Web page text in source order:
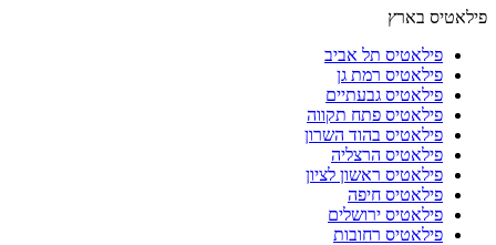
פילאטיס בארץ
פילאטיס תל אביב
פילאטיס רמת גן
פילאטיס גבעתיים
פילאטיס פתח תקווה
פילאטיס בהוד השרון
פילאטיס הרצליה
פילאטיס ראשון לציון
פילאטיס חיפה
פילאטיס ירושלים
פילאטיס רחובות